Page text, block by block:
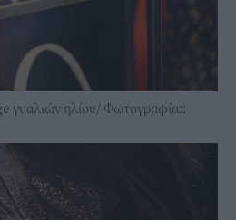
γυαλιών ηλίου/ Φωτογραφία::